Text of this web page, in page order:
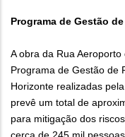
Programa de Gestão
A obra da Rua
Programa de Gestão de
Horizonte realizadas
prevê um total de
para mitigação dos